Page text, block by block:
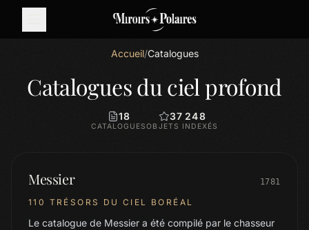
Accueil/Catalogues
Catalogues du ciel profond
18
CATALOGUES
37 248
OBJETS INDEXÉS
Messier 1781
110 TRÉSORS DU CIEL BORÉAL
Le catalogue de Messier a été compilé par le chasseur